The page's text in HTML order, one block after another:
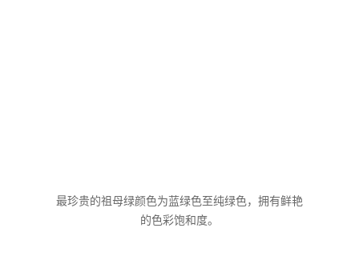
最珍贵的祖母绿颜色为蓝绿色至纯绿色，拥有鲜艳
的色彩饱和度。